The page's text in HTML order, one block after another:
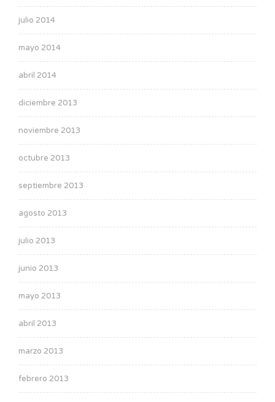
julio 2014
mayo 2014
abril 2014
diciembre 2013
noviembre 2013
octubre 2013
septiembre 2013
agosto 2013
julio 2013
junio 2013
mayo 2013
abril 2013
marzo 2013
febrero 2013